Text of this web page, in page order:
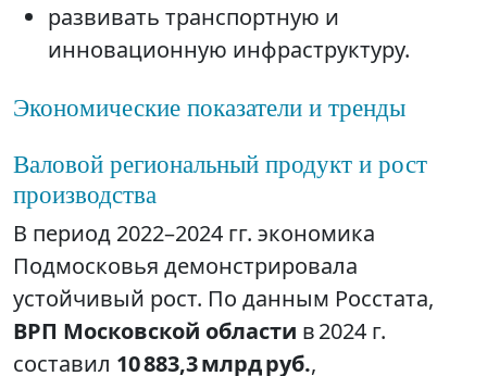
развивать транспортную и
инновационную инфраструктуру.
Экономические показатели и тренды
Валовой региональный продукт и рост
производства
В период 2022–2024 гг. экономика
Подмосковья демонстрировала
устойчивый рост. По данным Росстата,
ВРП Московской области в 2024 г.
составил 10 883,3 млрд руб.,